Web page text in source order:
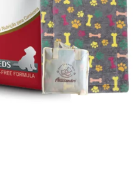
JUGUETES
COMEDEROS Y BEBEDEROS
ROPA
TRANSPORTADORAS
CAMAS